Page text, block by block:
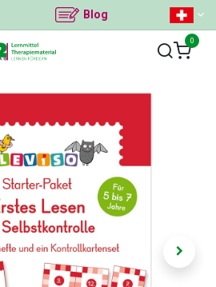
Blog
0